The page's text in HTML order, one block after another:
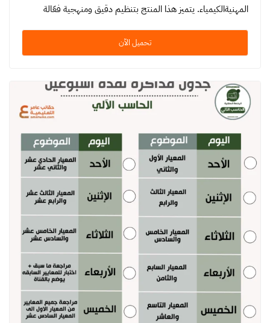
المهنيةالكيمياء. يتميز هذا المنتج بتنظيم دقيق ومنهجية فعّالة
تحميل الآن